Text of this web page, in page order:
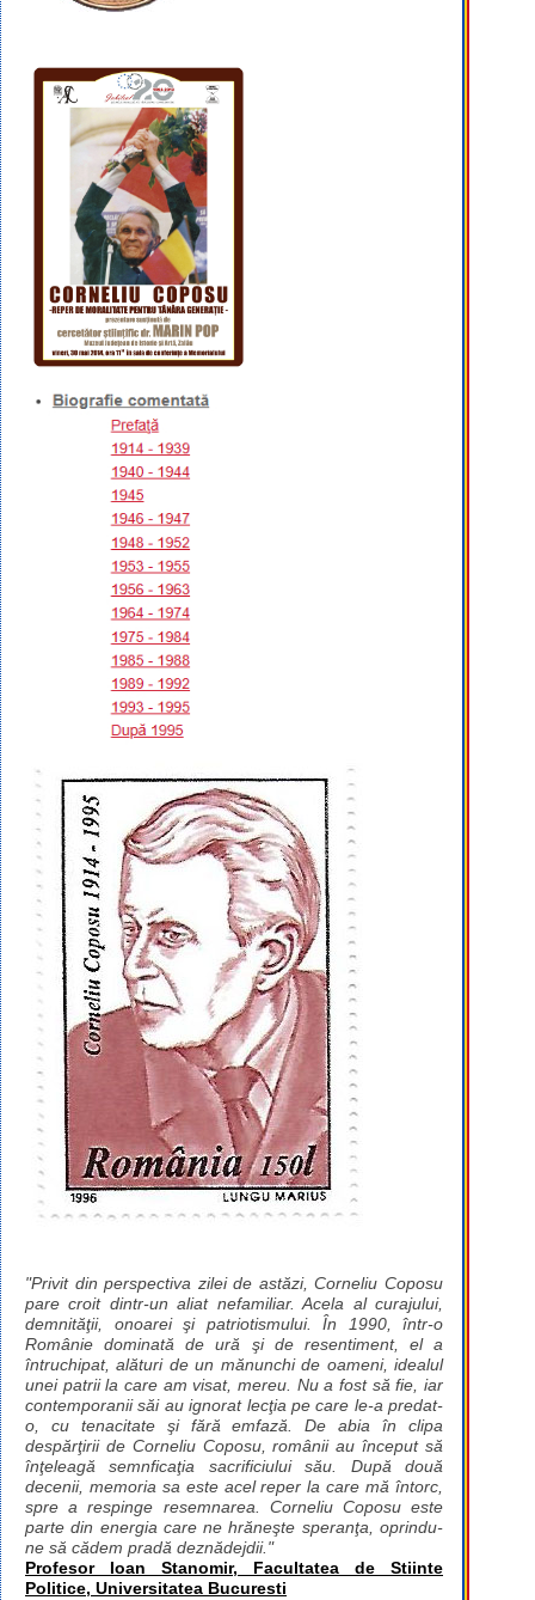
"Privit din perspectiva zilei de astăzi, Corneliu Coposu
pare croit dintr-un aliat nefamiliar. Acela al curajului,
demnităţii, onoarei şi patriotismului. În 1990, într-o
Românie dominată de ură şi de resentiment, el a
întruchipat, alături de un mănunchi de oameni, idealul
unei patrii la care am visat, mereu. Nu a fost să fie, iar
contemporanii săi au ignorat lecţia pe care le-a predat-
o, cu tenacitate şi fără emfază. De abia în clipa
despărţirii de Corneliu Coposu, românii au început să
înţeleagă semnficaţia sacrificiului său. După două
decenii, memoria sa este acel reper la care mă întorc,
spre a respinge resemnarea. Corneliu Coposu este
parte din energia care ne hrăneşte speranţa, oprindu-
ne să cădem pradă deznădejdii."
Profesor Ioan Stanomir, Facultatea de Stiinte
Politice, Universitatea Bucuresti